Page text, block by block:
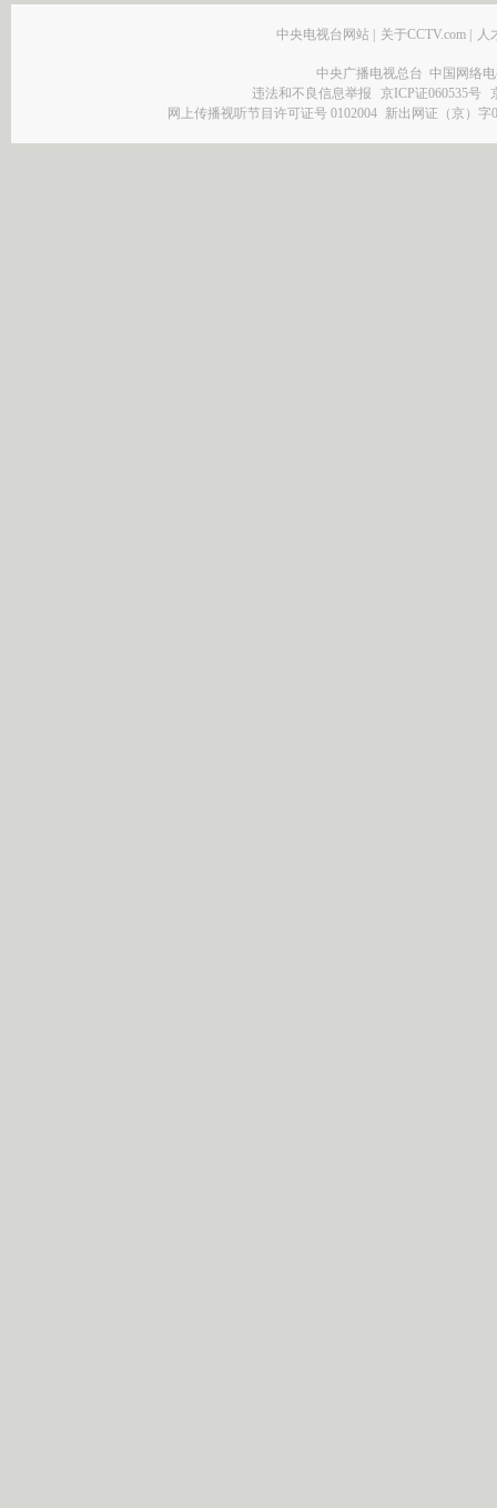
中央电视台网站 | 关于CCTV.com | 人
中央广播电视总台 中国网络
违法和不良信息举报
京ICP证060535号
网上传播视听节目许可证号 0102004 新出网证（京）